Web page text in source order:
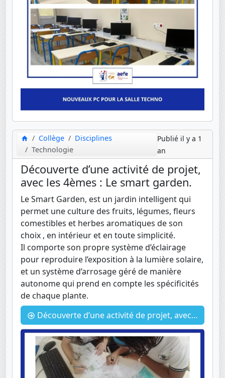
Collège
Disciplines
Technologie
Publié il y a 1
an
Découverte d’une activité de projet,
avec les 4èmes : Le smart garden.
Le Smart Garden, est un jardin intelligent qui
permet une culture des fruits, légumes, fleurs
comestibles et herbes aromatiques de son
choix , en intérieur et en toute simplicité.
Il comporte son propre système d’éclairage
pour reproduire l’exposition à la lumière solaire,
et un système d’arrosage géré de manière
autonome qui prend en compte les spécificités
de chaque plante.
Découverte d’une activité de projet, avec les 4èmes : Le smart garden.